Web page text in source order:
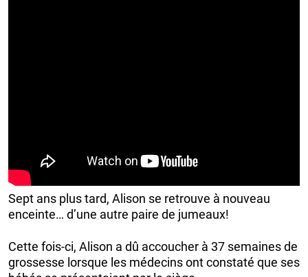
Sept ans plus tard, Alison se retrouve à nouveau
enceinte… d’une autre paire de jumeaux!
Cette fois-ci, Alison a dû accoucher à 37 semaines de
grossesse lorsque les médecins ont constaté que ses